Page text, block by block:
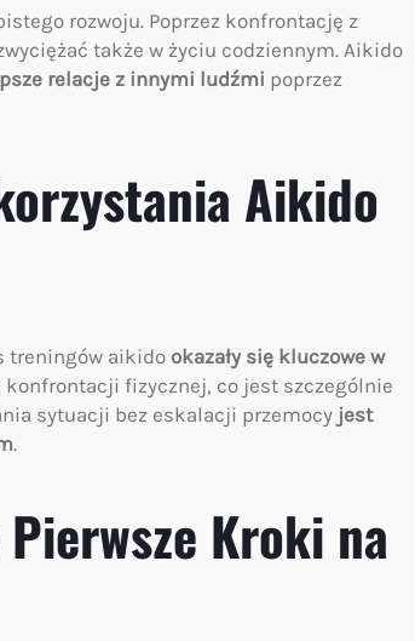
rozwoju. Poprzez konfrontację z
także w życiu codziennym. Aikido
relacje z innymi ludźmi poprzez
Aikido
treningów aikido okazały się kluczowe w
fizycznej, co jest szczególnie
sytuacji bez eskalacji przemocy jest
.
Kroki na